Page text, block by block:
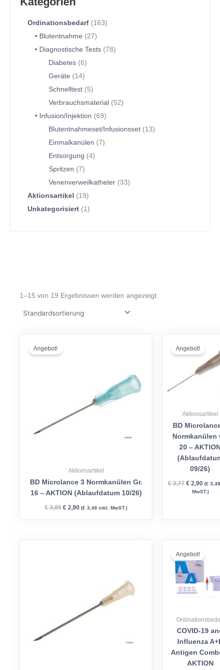
Ordinationsbedarf 163
Blutentnahme 27
Diagnostische Tests 78
Diabetes 6
Geräte 14
Schnelltest 5
Verbrauchsmaterial 52
Infusion/Injektion 69
Blutentnahmeset/Infusionsset 13
Einmalkanülen 7
Entsorgung 4
Spritzen 7
Venenverweilkatheter 33
Aktionsartikel 19
Unkategorisiert 1
1–15 von 19 Ergebnissen werden angezeigt
Angebot!
Aktionsartikel
BD Microlance 3 Normkanülen Gr.
16 – AKTION (Ablaufdatum 10/26)
€3,89 € 2,90 (€ 3,48 inkl. MwST.)
Angebot!
Aktionsartikel
BD
Normkanülen
20 –
09/26)
€3,77
Preis
war:
€ 2,90
ist:
€ 2,90.
(€ 3,48
MwST.)
Angebot!
COVID-19
Influenza
Antigen
AKTION
Preis
war:
€ 78,53